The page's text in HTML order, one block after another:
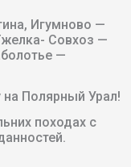
Игумново —
Совхоз —
—
на Полярный Урал!
походах с